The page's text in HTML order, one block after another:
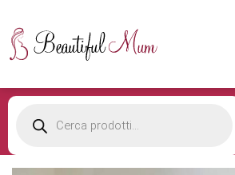
search